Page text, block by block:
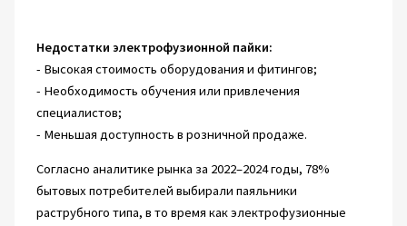
Недостатки электрофузионной пайки:
- Высокая стоимость оборудования и фитингов;
- Необходимость обучения или привлечения
специалистов;
- Меньшая доступность в розничной продаже.
Согласно аналитике рынка за 2022–2024 годы, 78%
бытовых потребителей выбирали паяльники
раструбного типа, в то время как электрофузионные